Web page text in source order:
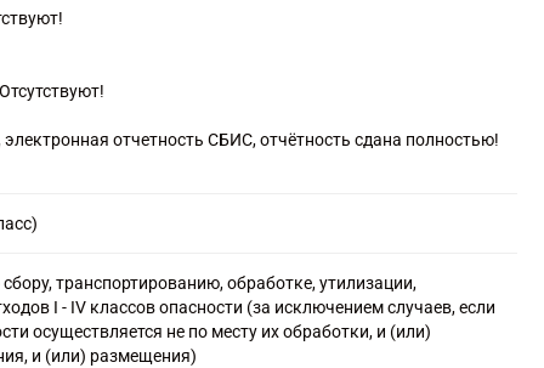
работ
монтажных работ
и завершающих работ
прочие, не включенные в другие группировки
на оптовой торговле прочими отдельными
и ломом
транспорта: грузовые перевозки
грузового транспорта
и хранению
электронная отчетность СБИС, отчётность сдана полностью!
транспортированию, обработке, утилизации,
I - IV классов опасности (за исключением случаев, если
осуществляется не по месту их обработки, и (или)
и (или) размещения)